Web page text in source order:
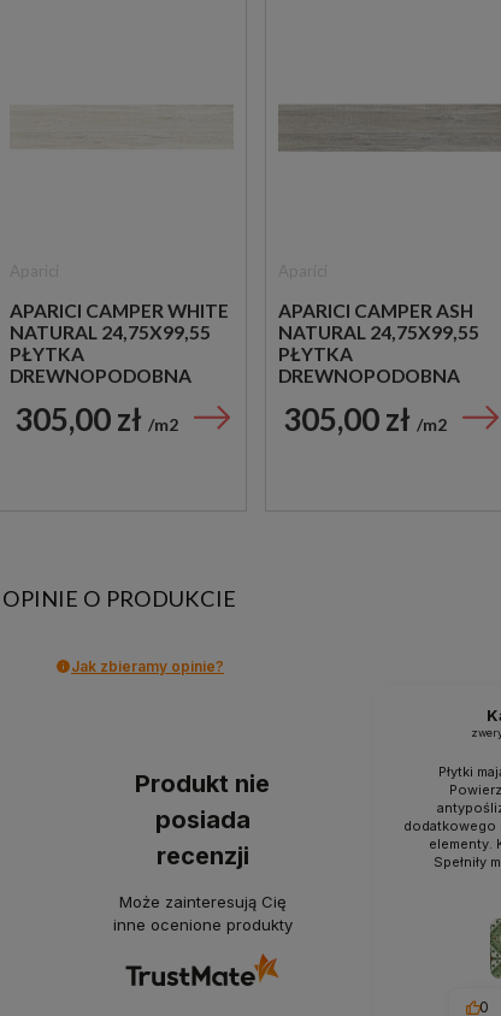
APARICI CAMPER WHITE
NATURAL 24,75X99,55
PŁYTKA
DREWNOPODOBNA
305,00 zł m2
APARICI CAMPER ASH
NATURAL 24,75X99,55
PŁYTKA
DREWNOPODOBNA
305,00 zł m2
OPINIE O PRODUKCIE
Jak zbieramy opinie?
Produkt nie
posiada
recenzji
Może zainteresują Cię
inne ocenione produkty
Płytki
dodatkowego
elementy.
Spełniły
0